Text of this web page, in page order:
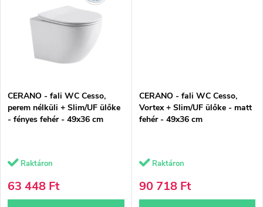
CERANO - fali WC Cesso,
perem nélküli + Slim/UF ülőke
- fényes fehér - 49x36 cm
Raktáron
63 448 Ft
CERANO - fali WC Cesso,
Vortex + Slim/UF ülőke - matt
fehér - 49x36 cm
Raktáron
90 718 Ft